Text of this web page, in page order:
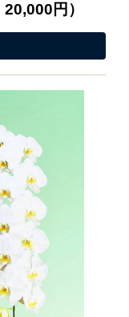
20,000円 ）